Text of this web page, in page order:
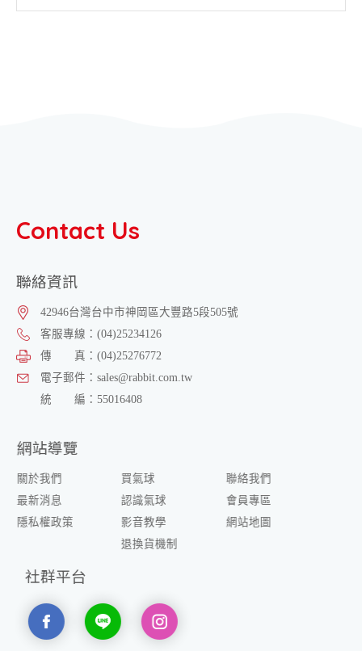
Contact Us
聯絡資訊
42946台灣台中市神岡區大豐路5段505號
客服專線： (04)25234126
傳 真： (04)25276772
電子郵件： sales@rabbit.com.tw
統 編： 55016408
網站導覽
關於我們
最新消息
隱私權政策
買氣球
認識氣球
影音教學
退換貨機制
聯絡我們
會員專區
網站地圖
社群平台